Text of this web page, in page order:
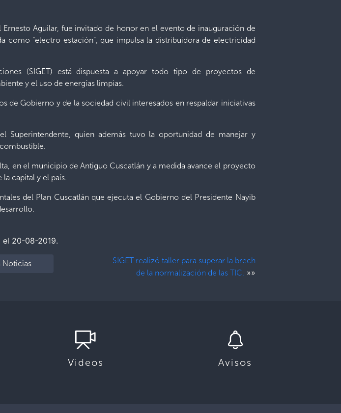
Aguilar, fue invitado de honor en el evento de inauguración de
“electro estación”, que impulsa la distribuidora de electricidad
(SIGET) está dispuesta a apoyar todo tipo de proyectos de
y el uso de energías limpias.
de Gobierno y de la sociedad civil interesados en respaldar iniciativas
quien además tuvo la oportunidad de manejar y
en el municipio de Antiguo Cuscatlán y a medida avance el proyecto
capital y el país.
del Plan Cuscatlán que ejecuta el Gobierno del Presidente Nayib
el 20-08-2019.
Noticias
SIGET realizó taller para superar la brech
de la normalización de las TIC. »»
Videos Avisos